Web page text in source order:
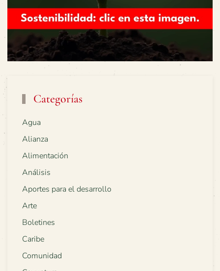
Categorías
Agua
Alianza
Alimentación
Análisis
Aportes para el desarrollo
Arte
Boletines
Caribe
Comunidad